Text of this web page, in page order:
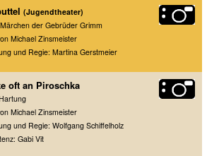
(Jugendtheater)
der Gebrüder Grimm
Michael Zinsmeister
und Regie: Martina Gerstmeier
oft an Piroschka
Michael Zinsmeister
und Regie: Wolfgang Schiffelholz
Gabi Vit